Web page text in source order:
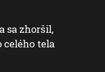
sa zhoršil,
celého tela